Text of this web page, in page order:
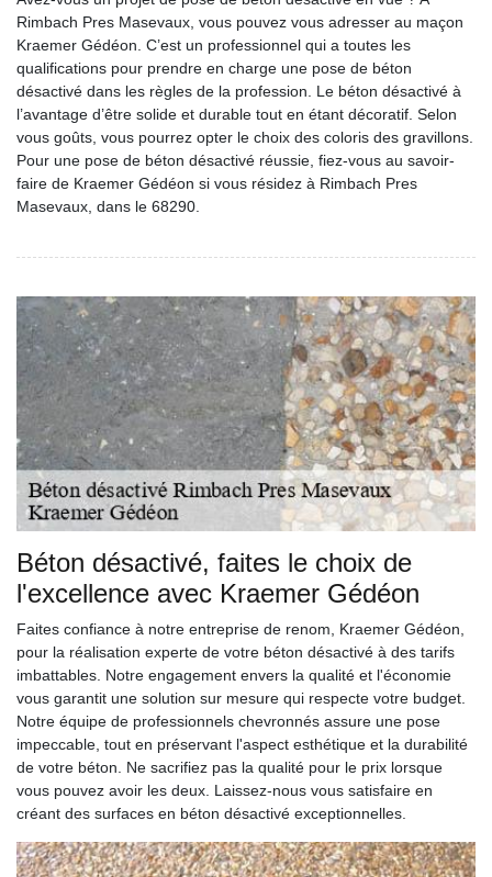
Rimbach Pres Masevaux, vous pouvez vous adresser au maçon
Kraemer Gédéon. C’est un professionnel qui a toutes les
qualifications pour prendre en charge une pose de béton
désactivé dans les règles de la profession. Le béton désactivé à
l’avantage d’être solide et durable tout en étant décoratif. Selon
vous goûts, vous pourrez opter le choix des coloris des gravillons.
Pour une pose de béton désactivé réussie, fiez-vous au savoir-
faire de Kraemer Gédéon si vous résidez à Rimbach Pres
Masevaux, dans le 68290.
Béton désactivé, faites le choix de
l'excellence avec Kraemer Gédéon
Faites confiance à notre entreprise de renom, Kraemer Gédéon,
pour la réalisation experte de votre béton désactivé à des tarifs
imbattables. Notre engagement envers la qualité et l'économie
vous garantit une solution sur mesure qui respecte votre budget.
Notre équipe de professionnels chevronnés assure une pose
impeccable, tout en préservant l'aspect esthétique et la durabilité
de votre béton. Ne sacrifiez pas la qualité pour le prix lorsque
vous pouvez avoir les deux. Laissez-nous vous satisfaire en
créant des surfaces en béton désactivé exceptionnelles.